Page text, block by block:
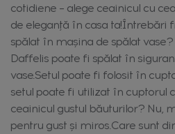
cotidiene – alege ceainicul cu
de eleganță în casa ta!Întrebări
spălat în mașina de spălat
Daffelis poate fi spălat în
vase.Setul poate fi folosit în
setul poate fi utilizat în cuptorul
ceainicul gustul băuturilor? Nu,
pentru gust și miros.Care sunt